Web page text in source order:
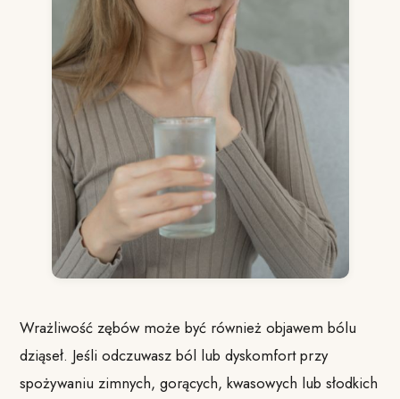
Wrażliwość zębów może być również objawem bólu
dziąseł. Jeśli odczuwasz ból lub dyskomfort przy
spożywaniu zimnych, gorących, kwasowych lub słodkich